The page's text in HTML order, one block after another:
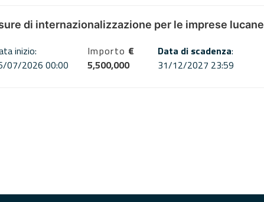
di internazionalizzazione per le imprese lucane
inizio:
07/2026 00:00
Importo €
5,500,000
Data di scadenza:
31/12/2027 23:59